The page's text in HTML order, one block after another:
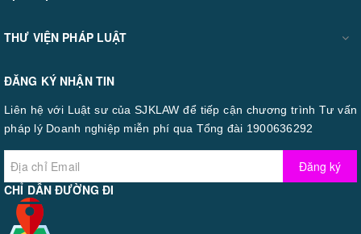
THƯ VIỆN PHÁP LUẬT
ĐĂNG KÝ NHẬN TIN
Liên hệ với Luật sư của SJKLAW để tiếp cận chương trình Tư vấn
pháp lý Doanh nghiệp miễn phí qua Tổng đài 1900636292
Đăng ký
CHỈ DẪN ĐƯỜNG ĐI